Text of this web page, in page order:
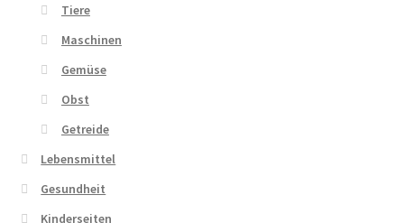
Tiere
Maschinen
Gemüse
Obst
Getreide
Lebensmittel
Gesundheit
Kinderseiten